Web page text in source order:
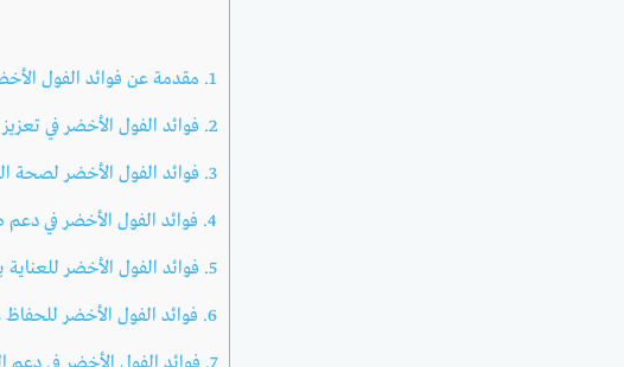
1. مقدمة عن فوائد الفول
2. فوائد الفول الأخضر في تعزيز
3. فوائد الفول الأخضر لصحة
4. فوائد الفول الأخضر في
5. فوائد الفول الأخضر للعناية
6. فوائد الفول الأخضر